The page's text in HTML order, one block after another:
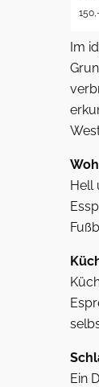
Im
Hell
Ein